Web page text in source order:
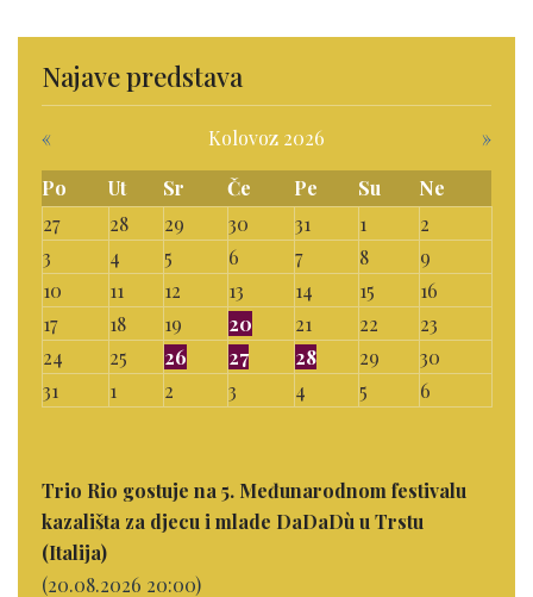
Najave predstava
« Kolovoz 2026
»
Po
Ut Sr Če Pe Su
Ne
27
28 29 30 31 1
2
3
4 5 6 7 8
9
10
11 12 13 14 15
16
17
18 19 20 21 22
23
24
25 26 27 28 29
30
31
1 2 3 4 5 6
Trio Rio gostuje na 5. Međunarodnom festivalu
kazališta za djecu i mlade DaDaDù u Trstu
(Italija)
(20.08.2026 20:00)